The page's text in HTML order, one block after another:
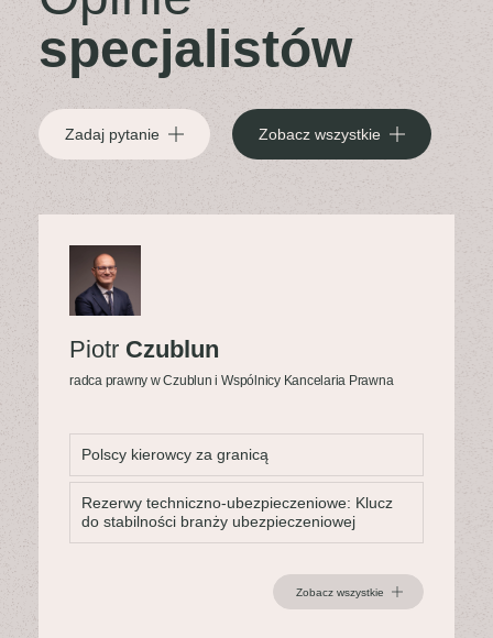
specjalistów
Zadaj pytanie Zobacz wszystkie
Piotr Czublun
radca prawny w Czublun i Wspólnicy Kancelaria Prawna
Polscy kierowcy za granicą
Rezerwy techniczno-ubezpieczeniowe: Klucz
do stabilności branży ubezpieczeniowej
Zobacz wszystkie